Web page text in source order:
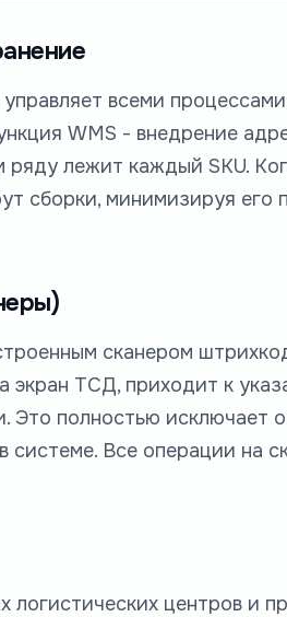
всеми
WMS - внедрение
лежит каждый SKU.
сборки, минимизируя его
сканером
ТСД, приходит к
Это полностью исключает
системе. Все операции на
центров и